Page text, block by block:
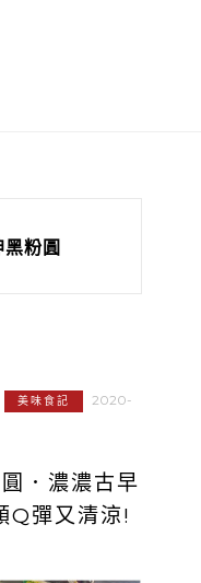
黑粉圓
美味食記 2020-
．濃濃古早
Q彈又清涼!